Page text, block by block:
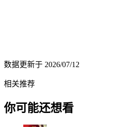
数据更新于 2026/07/12
相关推荐
你可能还想看